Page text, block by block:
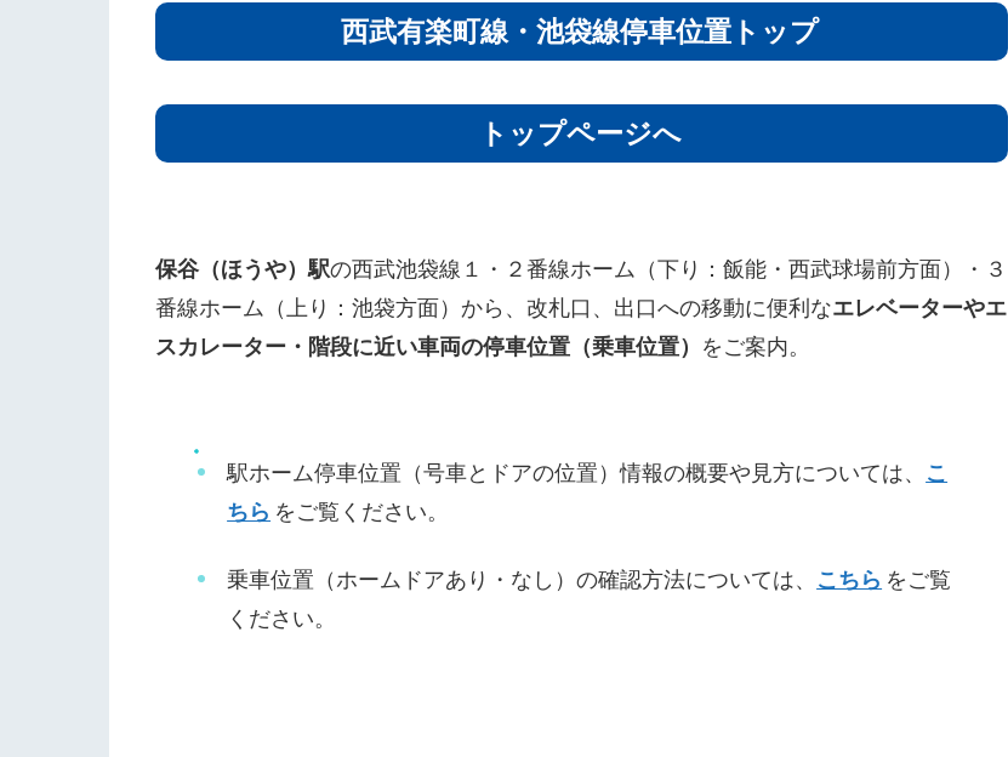
西武有楽町線・池袋線停車位置トップ
トップページへ
保谷（ほうや）駅の西武池袋線１・２番線ホーム（下り：飯能・西武球場前方面）・３
番線ホーム（上り：池袋方面）から、改札口、出口への移動に便利なエレベーターやエ
スカレーター・階段に近い車両の停車位置（乗車位置）
をご案内。
駅ホーム停車位置（号車とドアの位置）情報の概要や見方については、 こ
ちら をご覧ください。
乗車位置（ホームドアあり・なし）の確認方法については、 こちら をご覧
ください。